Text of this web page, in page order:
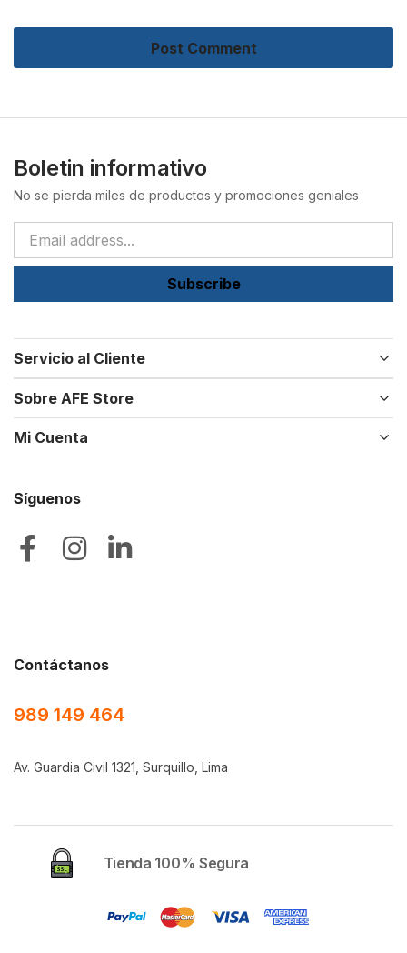
Boletin informativo
No se pierda miles de productos y promociones geniales
Subscribe
Servicio al Cliente
Sobre AFE Store
Mi Cuenta
Síguenos
Contáctanos
989 149 464
Av. Guardia Civil 1321, Surquillo, Lima
Tienda 100% Segura